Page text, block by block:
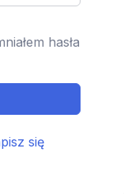
hasła
się